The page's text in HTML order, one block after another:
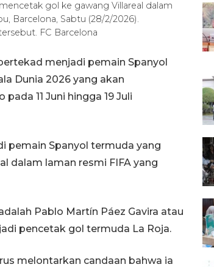
gol ke gawang Villareal dalam
Barcelona, Sabtu (28/2/2026).
FC Barcelona
menjadi pemain Spanyol
Dunia 2026 yang akan
11 Juni hingga 19 Juli
pemain Spanyol termuda yang
dalam laman resmi FIFA yang
Pablo Martín Páez Gavira atau
pencetak gol termuda La Roja.
melontarkan candaan bahwa ia